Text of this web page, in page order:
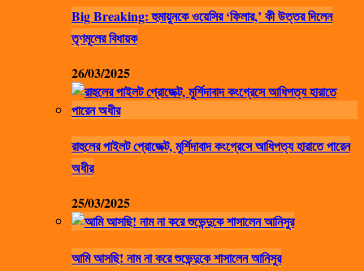
Big Breaking: হুমায়ুনকে ওয়েসির ‘ফিলার,’ কী উত্তর দিলেন
তৃণমূলের বিধায়ক
26/03/2025
রাহুলের পাইলট প্রোজেক্ট, মুর্শিদাবাদ কংগ্রেসে আধিপত্য হারাতে পারেন
অধীর
25/03/2025
আমি আসছি! নাম না করে শুভেন্দুকে শাসালেন আনিসুর